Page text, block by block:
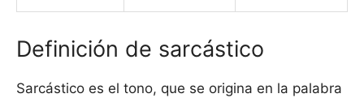
Definición de sarcástico
Sarcástico es el tono, que se origina en la palabra